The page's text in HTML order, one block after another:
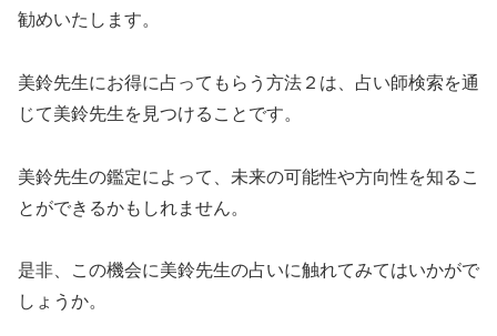
勧めいたします。
美鈴先生にお得に占ってもらう方法２は、占い師検索を通
じて美鈴先生を見つけることです。
美鈴先生の鑑定によって、未来の可能性や方向性を知るこ
とができるかもしれません。
是非、この機会に美鈴先生の占いに触れてみてはいかがで
しょうか。